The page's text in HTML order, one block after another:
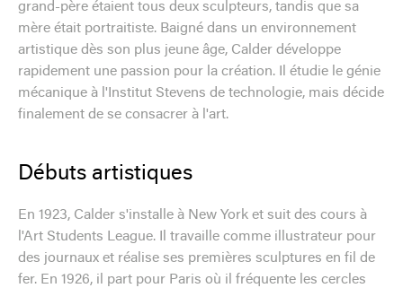
grand-père étaient tous deux sculpteurs, tandis que sa
mère était portraitiste. Baigné dans un environnement
artistique dès son plus jeune âge, Calder développe
rapidement une passion pour la création. Il étudie le génie
mécanique à l'Institut Stevens de technologie, mais décide
finalement de se consacrer à l'art.
Débuts artistiques
En 1923, Calder s'installe à New York et suit des cours à
l'Art Students League. Il travaille comme illustrateur pour
des journaux et réalise ses premières sculptures en fil de
fer. En 1926, il part pour Paris où il fréquente les cercles